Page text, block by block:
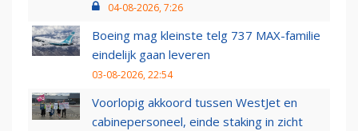
04-08-2026, 7:26
Boeing mag kleinste telg 737 MAX-familie
eindelijk gaan leveren
03-08-2026, 22:54
Voorlopig akkoord tussen WestJet en
cabinepersoneel, einde staking in zicht